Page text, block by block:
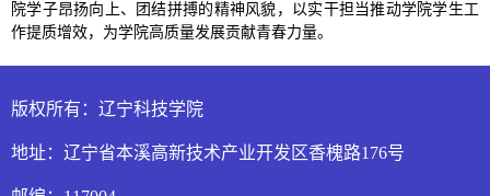
院学子昂扬向上、团结拼搏的精神风貌，以实干担当推动学院学生工
作提质增效，为学院高质量发展贡献青春力量。
版权所有：辽宁科技学院
地址：辽宁省本溪高新技术产业开发区香槐路176号